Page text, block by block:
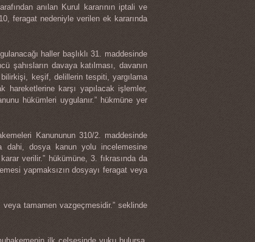
anılan Kurul kararının iptali ve
feragat nedeniyle verilen ek kararında
haller başlıklı 31. maddesinde
şahısların davaya katılması, davanın
keşif, delillerin tespiti, yargılama
hareketlerine karşı yapılacak işlemler,
hükümleri uygulanır.” hükmüne yer
Kanununun 310/2. maddesinde
dahi, dosya kanun yolu incelemesine
verilir.” hükümüne, 3. fıkrasında da
yapmaksızın dosyayı feragat veya
veya tamamen vazgeçmesidir.” seklinde